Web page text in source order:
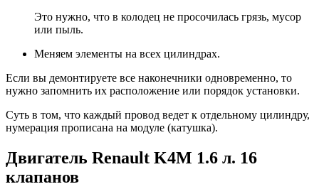
Это нужно, что в колодец не просочилась грязь, мусор
или пыль.
Меняем элементы на всех цилиндрах.
Если вы демонтируете все наконечники одновременно, то
нужно запомнить их расположение или порядок установки.
Суть в том, что каждый провод ведет к отдельному цилиндру,
нумерация прописана на модуле (катушка).
Двигатель Renault K4M 1.6 л. 16
клапанов